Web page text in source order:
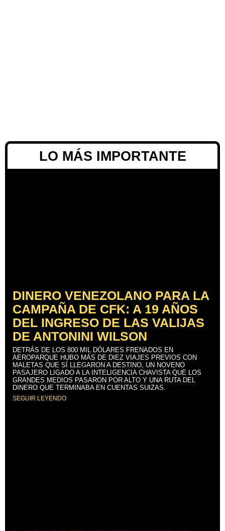
LO MÁS IMPORTANTE
DINERO VENEZOLANO PARA LA
CAMPAÑA DE CFK: A 19 AÑOS
DEL INGRESO DE LAS VALIJAS
DE ANTONINI WILSON
DETRÁS DE LOS 800 MIL DÓLARES FRENADOS EN
AEROPARQUE HUBO MÁS DE DIEZ VIAJES PREVIOS CON
MALETAS QUE SÍ LLEGARON A DESTINO, UN NOVENO
PASAJERO LIGADO A LA INTELIGENCIA CHAVISTA QUE LOS
GRANDES MEDIOS PASARON POR ALTO Y UNA RUTA DEL
DINERO QUE TERMINABA EN CUENTAS SUIZAS.
SEGUIR LEYENDO